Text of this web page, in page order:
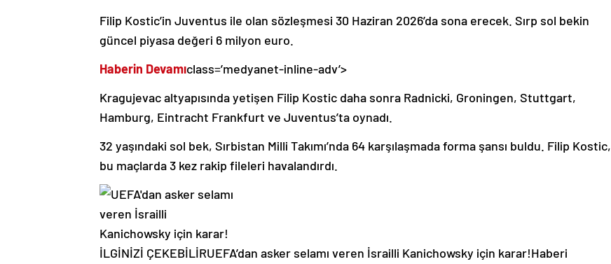
Filip Kostic’in Juventus ile olan sözleşmesi 30 Haziran 2026’da sona erecek. Sırp sol bekin
güncel piyasa değeri 6 milyon euro.
Haberin Devamıclass=’medyanet-inline-adv’>
Kragujevac altyapısında yetişen Filip Kostic daha sonra Radnicki, Groningen, Stuttgart,
Hamburg, Eintracht Frankfurt ve Juventus’ta oynadı.
32 yaşındaki sol bek, Sırbistan Milli Takımı’nda 64 karşılaşmada forma şansı buldu. Filip Kostic,
bu maçlarda 3 kez rakip fileleri havalandırdı.
İLGİNİZİ ÇEKEBİLİRUEFA’dan asker selamı veren İsrailli Kanichowsky için karar!Haberi